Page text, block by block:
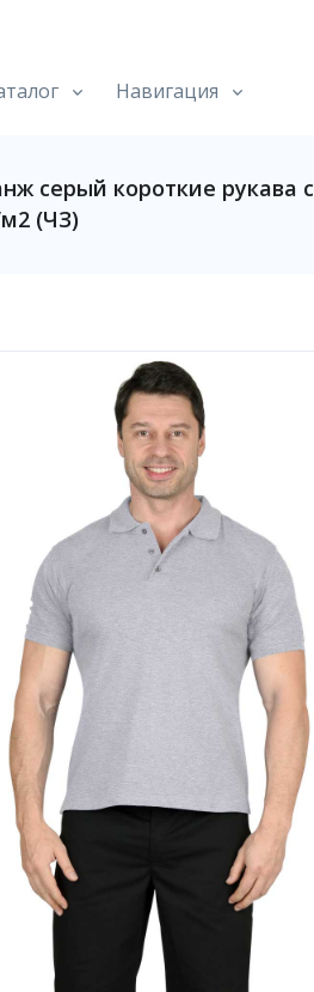
Навигация
серый короткие рукава с
(ЧЗ)